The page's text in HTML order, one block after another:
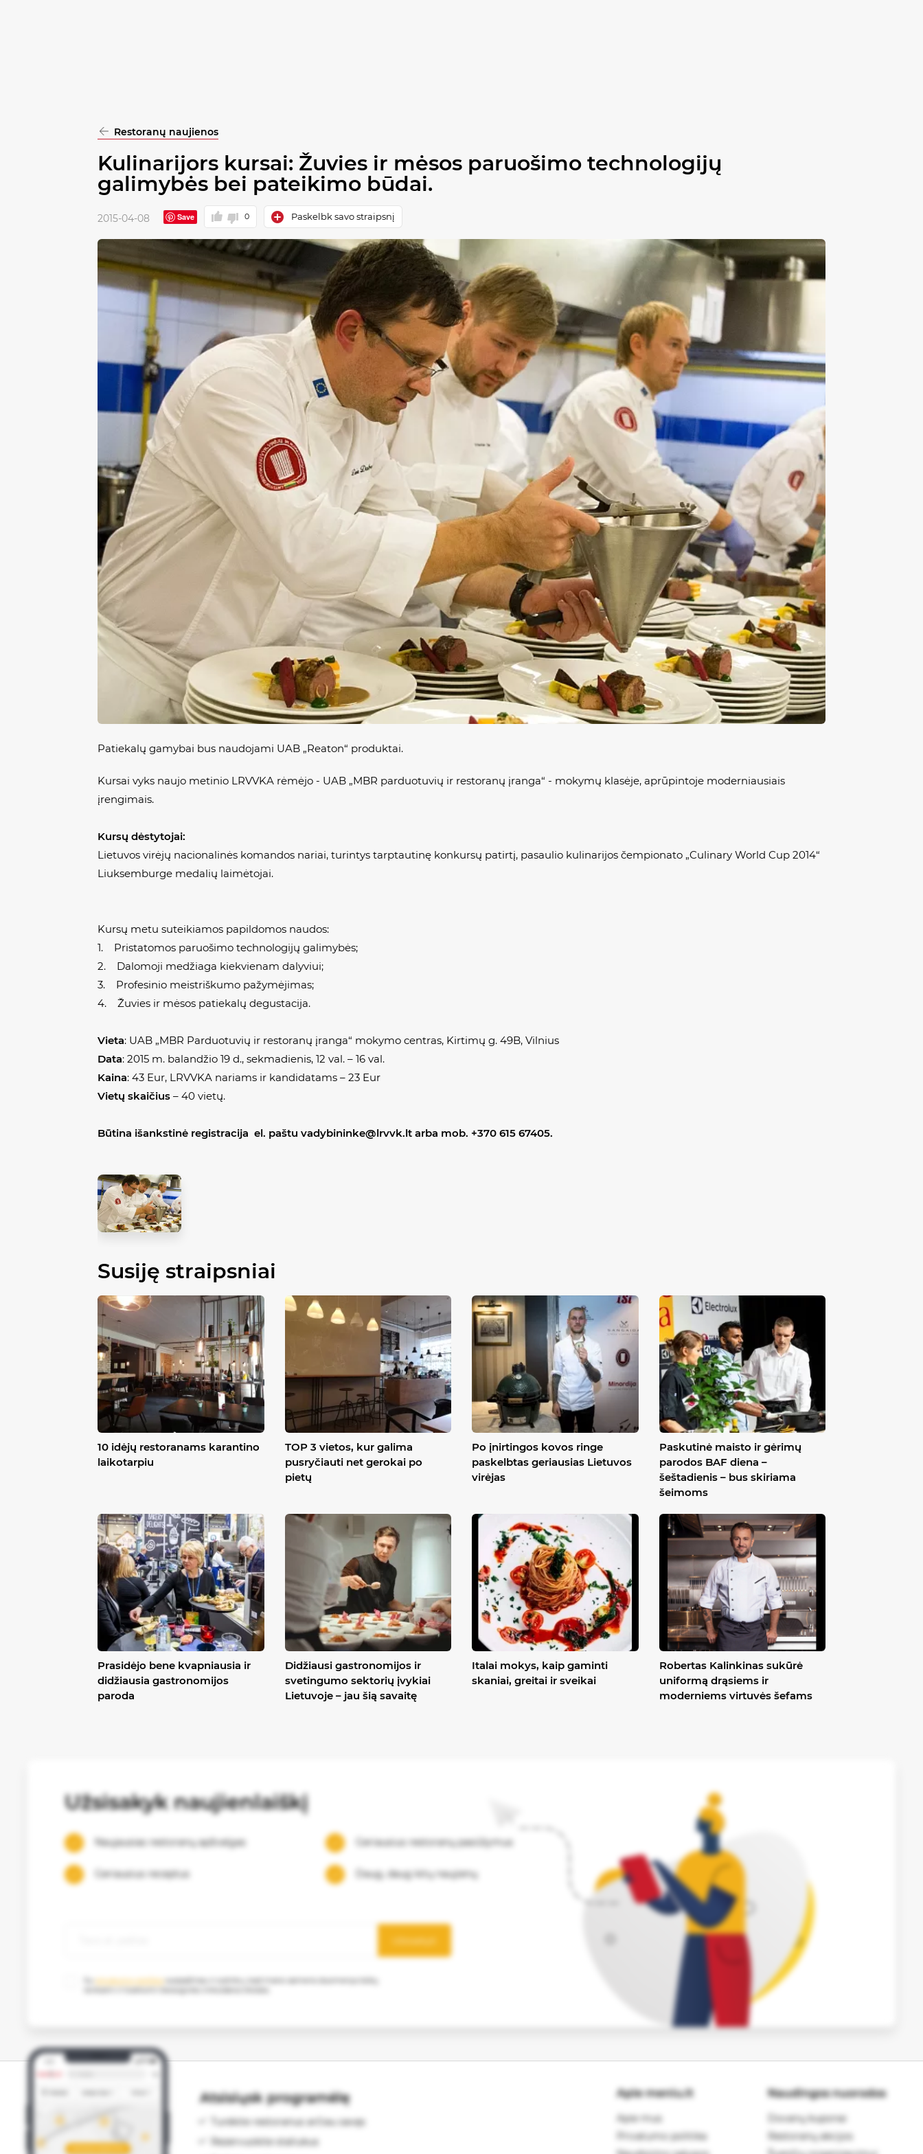
Restoranų naujienos
Kulinarijors kursai: Žuvies ir mėsos paruošimo technologijų
galimybės bei pateikimo būdai.
2015-04-08 Save 0 Paskelbk savo straipsnį
Patiekalų gamybai bus naudojami UAB „Reaton“ produktai.
Kursai vyks naujo metinio LRVVKA rėmėjo - UAB „MBR parduotuvių ir restoranų įranga“ - mokymų klasėje, aprūpintoje moderniausiais
įrengimais.
Kursų dėstytojai:
Lietuvos virėjų nacionalinės komandos nariai, turintys tarptautinę konkursų patirtį, pasaulio kulinarijos čempionato „Culinary World Cup 2014“
Liuksemburge medalių laimėtojai.
Kursų metu suteikiamos papildomos naudos:
1. Pristatomos paruošimo technologijų galimybės;
2. Dalomoji medžiaga kiekvienam dalyviui;
3. Profesinio meistriškumo pažymėjimas;
4. Žuvies ir mėsos patiekalų degustacija.
Vieta: UAB „MBR Parduotuvių ir restoranų įranga“ mokymo centras, Kirtimų g. 49B, Vilnius
Data: 2015 m. balandžio 19 d., sekmadienis, 12 val. – 16 val.
Kaina: 43 Eur, LRVVKA nariams ir kandidatams – 23 Eur
Vietų skaičius – 40 vietų.
Būtina išankstinė registracija el. paštu vadybininke@lrvvk.lt arba mob. +370 615 67405.
Susiję straipsniai
10 idėjų restoranams karantino
laikotarpiu
TOP 3 vietos, kur galima
pusryčiauti net gerokai po
pietų
Po įnirtingos kovos ringe
paskelbtas geriausias Lietuvos
virėjas
Paskutinė maisto ir gėrimų
parodos BAF diena –
šeštadienis – bus skiriama
šeimoms
Prasidėjo bene kvapniausia ir
didžiausia gastronomijos
paroda
Didžiausi gastronomijos ir
svetingumo sektorių įvykiai
Lietuvoje – jau šią savaitę
Italai mokys, kaip gaminti
skaniai, greitai ir sveikai
Robertas Kalinkinas sukūrė
uniformą drąsiems ir
moderniems virtuvės šefams
Užsisakyk naujienlaiškį
Naujausias restoranų apžvalgas Geriausius restoranų pasiūlymus
Geriausius receptus Daug, daug kitų naujienų
Užsisakyti
privatumo politika
Atsisiųsk programėlę
Turėkite restoranus arčiau savęs
Rezervuokite staliukus
Apie meniu.lt
Apie mus
Privatumo politika
Naudingos nuorodos
Dovanų kuponai
Restoranų akcijos